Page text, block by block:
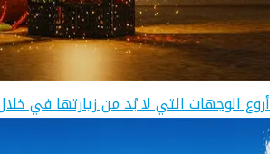
أروع الوجهات التي لا بُد من زيارتها في